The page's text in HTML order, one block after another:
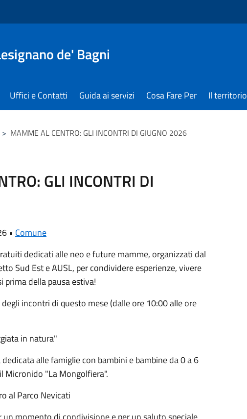
de' Bagni
Uffici e Contatti Guida ai servizi Cosa Fare Per Il territorio
> MAMME AL CENTRO: GLI INCONTRI DI GIUGNO 2026
GLI INCONTRI DI
• Comune
dedicati alle neo e future mamme, organizzati dal
Sud Est e AUSL, per condividere esperienze, vivere
della pausa estiva!
incontri di questo mese (dalle ore 10:00 alle ore
in natura"
alle famiglie con bambini e bambine da 0 a 6
Micronido "La Mongolfiera".
al Parco Nevicati